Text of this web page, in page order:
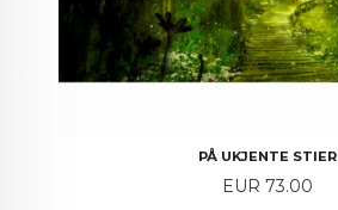
PÅ UKJENTE STIER
Price
EUR 73.00